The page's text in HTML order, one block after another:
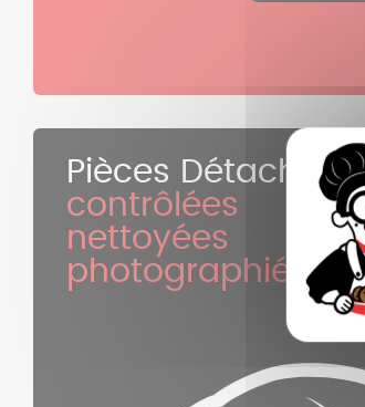
Pièces Détachées
contrôlées
nettoyées
photographiées